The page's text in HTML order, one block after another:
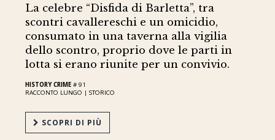
La celebre “Disfida di Barletta”, tra
scontri cavallereschi e un omicidio,
consumato in una taverna alla vigilia
dello scontro, proprio dove le parti in
lotta si erano riunite per un convivio.
HISTORY CRIME # 91
RACCONTO LUNGO |STORICO
SCOPRI DI PIÙ